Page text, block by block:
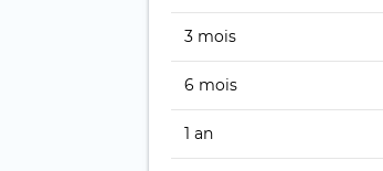
3 mois
6 mois
1 an